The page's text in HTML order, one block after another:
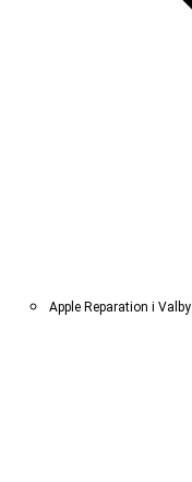
Apple Reparation i Valby